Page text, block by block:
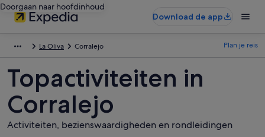
Doorgaan naar hoofdinhoud
Download de app
La Oliva Corralejo Plan je reis
Topactiviteiten in
Corralejo
Activiteiten, bezienswaardigheden en rondleidingen